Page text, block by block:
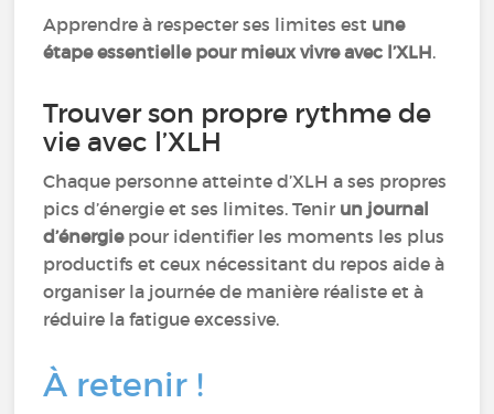
Apprendre à respecter ses limites est une
étape essentielle pour mieux vivre avec l’XLH.
Trouver son propre rythme de
vie avec l’XLH
Chaque personne atteinte d’XLH a ses propres
pics d’énergie et ses limites. Tenir un journal
d’énergiepour identifier les moments les plus
productifs et ceux nécessitant du repos aide à
organiser la journée de manière réaliste et à
réduire la fatigue excessive.
À retenir !